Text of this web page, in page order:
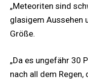
„Meteoriten sind
glasigem Aussehen
Größe.
„Da es ungefähr 30
nach all dem